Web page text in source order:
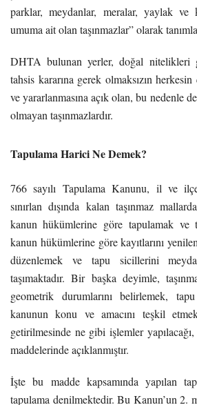
parklar, meydanlar, meralar, yaylak ve
umuma ait olan taşınmazlar” olarak
DHTA bulunan yerler, doğal nitelikleri
tahsis kararına gerek olmaksızın
ve yararlanmasına açık olan, bu nedenle
olmayan taşınmazlardır.
Tapulama Harici Ne Demek?
766 sayılıTapulama Kanunu, il ve
sınırlan dışında kalan taşınmaz
kanun hükümlerine göretapulamak ve
kanun hükümlerine göre kayıtlarını
düzenlemek ve tapu sicillerini
taşımaktadır. Bir başka deyimle,
geometrik durumlarını belirlemek,
kanunun konu ve amacını teşkil
getirilmesinde ne gibi işlemler
maddelerinde açıklanmıştır.
İşte bu madde kapsamında yapılan
tapulama denilmektedir. Bu Kanun’un 2.